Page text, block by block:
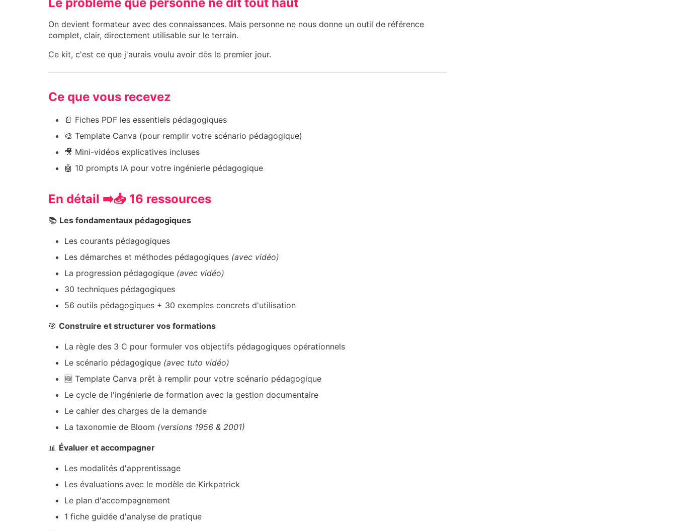
On devient formateur avec des connaissances. Mais personne ne nous donne un outil de référence
complet, clair, directement utilisable sur le terrain.
Ce kit, c'est ce que j'aurais voulu avoir dès le premier jour.
Ce que vous recevez
📄 Fiches PDF les essentiels pédagogiques
🎨 Template Canva (pour remplir votre scénario pédagogique)
🎥 Mini-vidéos explicatives incluses
🤖 10 prompts IA pour votre ingénierie pédagogique
En détail ➡️📥 16 ressources
📚 Les fondamentaux pédagogiques
Les courants pédagogiques
Les démarches et méthodes pédagogiques (avec vidéo)
La progression pédagogique (avec vidéo)
30 techniques pédagogiques
56 outils pédagogiques + 30 exemples concrets d'utilisation
🎯 Construire et structurer vos formations
La règle des 3 C pour formuler vos objectifs pédagogiques opérationnels
Le scénario pédagogique (avec tuto vidéo)
🆕 Template Canva prêt à remplir pour votre scénario pédagogique
Le cycle de l'ingénierie de formation avec la gestion documentaire
Le cahier des charges de la demande
La taxonomie de Bloom (versions 1956 & 2001)
📊 Évaluer et accompagner
Les modalités d'apprentissage
Les évaluations avec le modèle de Kirkpatrick
Le plan d'accompagnement
1 fiche guidée d'analyse de pratique